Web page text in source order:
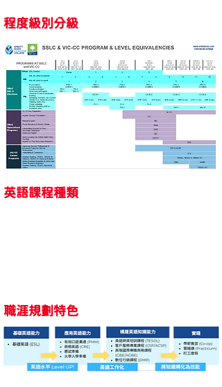
程度級別分級
英語課程種類
職涯規劃特色